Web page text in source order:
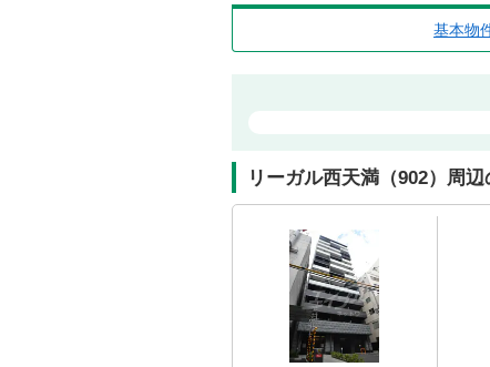
基本物
リーガル西天満（902）周